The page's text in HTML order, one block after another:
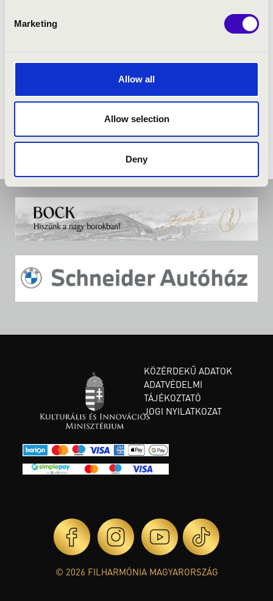
Marketing
Allow all
Allow selection
Deny
KÖZÉRDEKŰ ADATOK
ADATVÉDELMI
TÁJÉKOZTATÓ
JOGI NYILATKOZAT
© 2026 FILHARMÓNIA MAGYARORSZÁG